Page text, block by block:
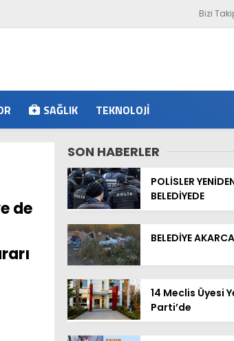
Bizi
SAĞLIK TEKNOLOJI
de
SON HABERLER
POLİSLER
BELEDİYEDE
BELEDİYE
14 Meclis Üyesi
Parti’de